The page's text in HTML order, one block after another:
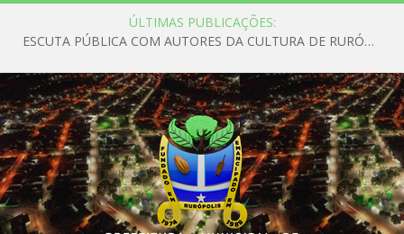
ÚLTIMAS PUBLICAÇÕES:
ESCUTA PÚBLICA COM AUTORES DA CULTURA DE RURÓPOLIS